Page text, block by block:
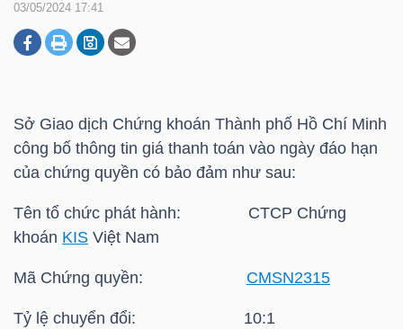
03/05/2024 17:41
Sở Giao dịch Chứng khoán Thành phố Hồ Chí Minh
công bố thông tin giá thanh toán vào ngày đáo hạn
của chứng quyền có bảo đảm như sau:
Tên tổ chức phát hành: CTCP Chứng
khoán KIS Việt Nam
Mã Chứng quyền: CMSN2315
Tỷ lệ chuyển đổi: 10:1
NGHIỆP
BẤT
ĐỘNG
SẢN